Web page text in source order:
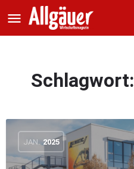
Schlagwort:
JAN. 2025